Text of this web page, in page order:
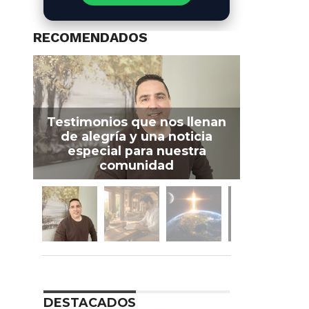
RECOMENDADOS
Testimonios que nos llenan
de alegría y una noticia
especial para nuestra
comunidad
DESTACADOS